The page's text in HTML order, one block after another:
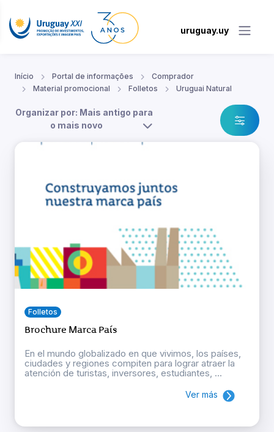
uruguay.uy
Início Portal de informações
Comprador
Material promocional
Folletos Uruguai Natural
Organizar por: Mais antigo para
o mais novo
Folletos
Brochure Marca País
En el mundo globalizado en que vivimos, los países,
ciudades y regiones compiten para lograr atraer la
atención de turistas, inversores, estudiantes, ...
Ver más